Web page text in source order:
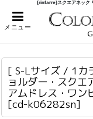
[rinfarre]スクエアネック
メニュー
ホーム
ミディアム
> [ S-Lサイズ / 1カラー
ク・フレア・Aライン・ミ
[ S-Lサイズ / 1カ
ョルダー・スクエ
アムドレス・ワ
[cd-k06282sn]